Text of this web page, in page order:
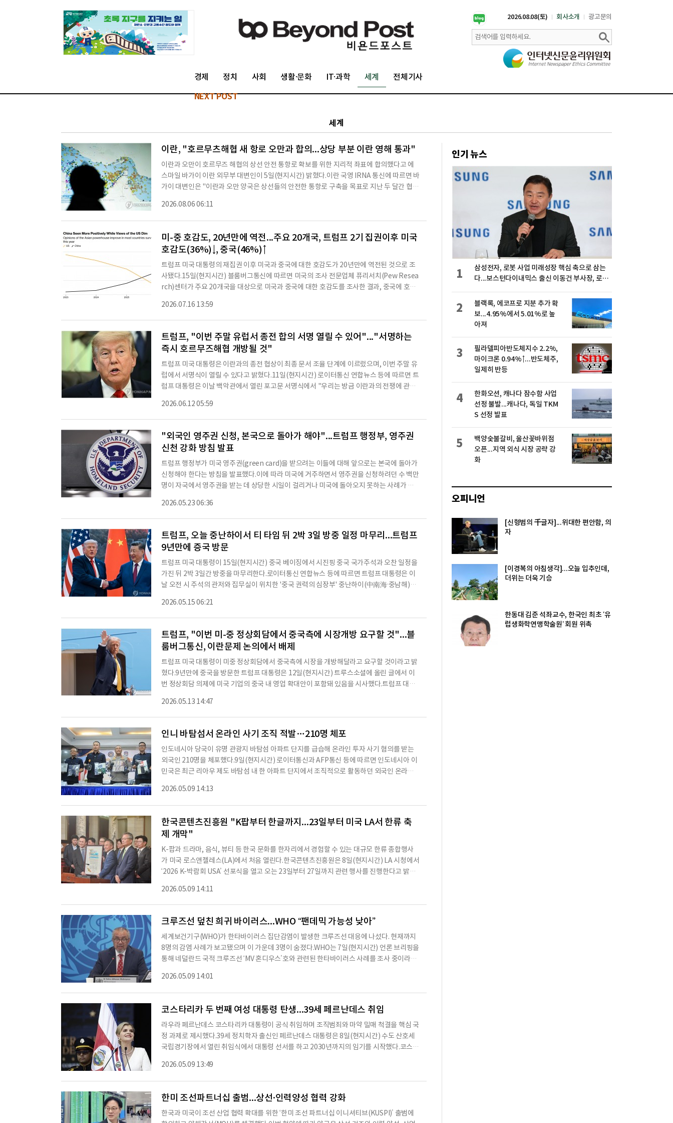
2026.08.08(토) 회사소개 광고문의
경제 정치 사회 생활·문화 IT·과학 세계 전체기사
NEXT POST
세계
이란, "호르무츠해협 새 항로 오만과 합의...상당 부분 이란 영해 통과"
이란과 오만이 호르무즈 해협의 상선 안전 통항로 확보를 위한 지리적 좌표에 합의했다고 에
스마일 바가이 이란 외무부 대변인이 5일(현지시간) 밝혔다.이란 국영 IRNA 통신에 따르면 바
가이 대변인은 "이란과 오만 양국은 상선들의 안전한 통항로 구축을 목표로 지난 두 달간 협상
도 있게 검토했다"고 밝혔다.바가이 대변인은 이어 "제안된 항로의 지리적 좌표에 대한 합의
가 이뤄졌다"며 "주요 고려 사항과 합의점을 담은 양국 간 공동 성명이 현재 검토 및 마무리 단
2026.08.06 06:11
미-중 호감도, 20년만에 역전...주요 20개국, 트럼프 2기 집권이후 미국
호감도(36%)↓, 중국(46%)↑
트럼프 미국 대통령의 재집권 이후 미국과 중국에 대한 호감도가 20년만에 역전된 것으로 조
사됐다.15일(현지시간) 블룸버그통신에 따르면 미국의 조사 전문업체 퓨리서치(Pew Resea
rch)센터가 주요 20개국을 대상으로 미국과 중국에 대한 호감도를 조사한 결과, 중국에 호감
10% 포인트 뒤처진 것으로 나타났다.미국은 2023년부터 2026년까지 호감도가 58%, 5
4%, 48%, 36%로 떨어졌지만 중국은 같은 시기 32%, 33%, 38%, 46%로 올라갔다.이 같
은 인식 전환은 트럼프 대통령, 시진핑 중국 국가주석 등 지도자에 대한 신뢰도 추이와 비슷하
게 맞물렸다.시 주
2026.07.16 13:59
트럼프, "이번 주말 유럽서 종전 합의 서명 열릴 수 있어"..."서명하는
즉시 호르무즈해협 개방될 것"
트럼프 미국 대통령은 이란과의 종전 협상이 최종 문서 조율 단계에 이르렀으며, 이번 주말 유
럽에서 서명식이 열릴 수 있다고 밝혔다.11일(현지시간) 로이터통신 연합뉴스 등에 따르면 트
럼프 대통령은 이날 백악관에서 열린 포고문 서명식에서 "우리는 방금 이란과의 전쟁에 관한
"앞으로 며칠 내로 마무리될 것이며, 아마 유럽에서 서명식이 열릴 것"이라고 덧붙였다.그는
서명식 시점을 "아마도 이번 주말"이라고 확인하면서 "나는 참석하지 못하겠지만 JD 밴스 부
통령이 참석할 것"이라고 말했다.그는 이와 관련, 이스라엘, 카타르, 아랍에미리트, 사
2026.06.12 05:59
"외국인 영주권 신청, 본국으로 돌아가 해야"...트럼프 행정부, 영주권
신천 강화 방침 발표
트럼프 행정부가 미국 영주권(green card)을 받으려는 이들에 대해 앞으로는 본국에 돌아가
신청해야 한다는 방침을 발표했다.이에 따라 미국에 거주하면서 영주권을 신청하려던 수 백만
명이 자국에서 영주권을 받는 데 상당한 시일이 걸리거나 미국에 돌아오지 못하는 사례가 발
과 연합뉴스에 따르면 미 국토안보부는 외국인이 미국 영주권을 신청할 때 미국 밖에서 하도
록 하는 방침을 발표했다.미국에서 신청할 경우는 '특별한 사정'이 있다는 것을 입증해야 가능
하다.학생비자나 관광비자 등을 받아 단기간 미국에 체류하다가 미국 시민권자와의 결혼이
2026.05.23 06:36
트럼프, 오늘 중난하이서 티 타임 뒤 2박 3일 방중 일정 마무리...트럼프
9년만에 증국 방문
트럼프 미국 대통령이 15일(현지시간) 중국 베이징에서 시진핑 중국 국가주석과 오찬 일정을
가진 뒤 2박 3일간 방중을 마무리한다.로이터통신 연합뉴스 등에 따르면 트럼프 대통령은 이
날 오전 시 주석의 관저와 집무실이 위치한 '중국 권력의 심장부' 중난하이(中南海·중남해)에
에 자리한 옛 황실 정원으로 현재는 시 주석 집무실과 관저를 비롯해 중국공산당 중앙위원회
등 중국 권력 핵심기관이 밀집한 곳이다.트럼프 대통령과 시진핑 주석은 전날 베이징에서 정
상회담을 열고 양국 관계와 대만 문제, 글로벌 현안 등을 논의했다.국제 경제와 안보
2026.05.15 06:21
트럼프, "이번 미-중 정상회담에서 중국측에 시장개방 요구할 것"...블
룸버그통신, 이란문제 논의에서 배제
트럼프 미국 대통령이 미중 정상회담에서 중국측에 시장을 개방해달라고 요구할 것이라고 밝
혔다.9년만에 중국을 방문한 트럼프 대통령은 12일(현지시간) 트루스소셜에 올린 글에서 이
번 정상회담 의제에 미국 기업의 중국 내 영업 확대안이 포함돼 있음을 시사했다.트럼프 대통
요구할 것"이라고 말했다.그는 "그래야 뛰어난 이들이 자신들의 마법을 발휘해 중국을 훨씬
더 높은 수준으로 끌어올릴 수 있다"며 "몇시간 뒤 우리가 만나게 될 것인데 그때 내가 가장 먼
저 요청할 사항은 바로 이것"이라고 덧붙였다.블룸버그통신은 이번 정상회담에서 이란 이
2026.05.13 14:47
인니 바탐섬서 온라인 사기 조직 적발…210명 체포
인도네시아 당국이 유명 관광지 바탐섬 아파트 단지를 급습해 온라인 투자 사기 혐의를 받는
외국인 210명을 체포했다.9일(현지시간) 로이터통신과 AFP통신 등에 따르면 인도네시아 이
민국은 최근 리아우 제도 바탐섬 내 한 아파트 단지에서 조직적으로 활동하던 외국인 온라인
들은 관광비자나 방문비자로 입국한 뒤 현지에서 불법 온라인 사기 활동을 벌인 혐의를 받고
있다.수사당국은 이들이 소셜미디어(SNS)를 이용해 유럽과 베트남 지역 피해자들에게 접근
2026.05.09 14:13
한국콘텐츠진흥원 "K팝부터 한글까지...23일부터 미국 LA서 한류 축
제 개막"
K-팝과 드라마, 음식, 뷰티 등 한국 문화를 한자리에서 경험할 수 있는 대규모 한류 종합행사
가 미국 로스앤젤레스(LA)에서 처음 열린다.한국콘텐츠진흥원은 8일(현지시간) LA 시청에서
‘2026 K-박람회 USA’ 선포식을 열고 오는 23일부터 27일까지 관련 행사를 진행한다고 밝혔
2022년 베트남을 시작으로 태국과 프랑스, 인도네시아, 캐나다, 스페인, 아랍에미리트(UAE)
등에서 개최됐으며 미국에서 열리는 것은 이번이 처음이다.이번 행사에는 문화체육관광부와
농림축산식품부, 해양수산부, 보건복지부, 중소벤처기업부 등 5개 부처와 6개 기관이 참
2026.05.09 14:11
크루즈선 덮친 희귀 바이러스...WHO “팬데믹 가능성 낮아”
세계보건기구(WHO)가 한타바이러스 집단감염이 발생한 크루즈선 대응에 나섰다. 현재까지
8명의 감염 사례가 보고됐으며 이 가운데 3명이 숨졌다.WHO는 7일(현지시간) 언론 브리핑을
통해 네덜란드 국적 크루즈선 ‘MV 혼디우스’호와 관련된 한타바이러스 사례를 조사 중이라고
스호는 아르헨티나에서 출항해 대서양을 거쳐 카보베르데로 이동하던 중 집단감염이 확인됐
다. WHO는 지난 2일 영국 정부로부터 국제보건규정(IHR)에 따른 공식 통보를 받고 대응 체계
2026.05.09 14:01
코스타리카 두 번째 여성 대통령 탄생...39세 페르난데스 취임
라우라 페르난데스 코스타리카 대통령이 공식 취임하며 조직범죄와 마약 밀매 척결을 핵심 국
정 과제로 제시했다.39세 정치학자 출신인 페르난데스 대통령은 8일(현지시간) 수도 산호세
국립경기장에서 열린 취임식에서 대통령 선서를 하고 2030년까지의 임기를 시작했다.코스타
페르난데스 대통령은 취임사에서 “마약 밀매가 국가 시스템의 틈을 파고드는 것을 용납할 수
없다”며 조직범죄에 대한 강경 대응 방침을 밝혔다.특히 알라후엘라 지역에 건설 중인 대형 교
도소를 조기 완공하겠다고 강조했다. 해당 교도소는 중남미 최대 규모로 알려진 엘
2026.05.09 13:49
한미 조선파트너십 출범...상선·인력양성 협력 강화
한국과 미국이 조선 산업 협력 확대를 위한 ‘한미 조선 파트너십 이니셔티브(KUSPI)’ 출범에
인기 뉴스
삼성전자, 로봇 사업 미래성장 핵심 축으로 삼는
다...보스턴다이내믹스 출신 이동건 부사장, 로보
1
블랙록, 에코프로 지분 추가 확
보...4.95%에서 5.01%로 높
아져
2
필라델피아반도체지수 2.2%,
마이크론 0.94%↑...반도체주,
일제히 반등
3
한화오션, 캐나다 잠수함 사업
선정 불발...캐나다, 독일 TKM
S 선정 발표
4
백양숯불갈비, 울산꽃바위점
오픈...지역 외식 시장 공략 강
화
5
오피니언
[신형범의 千글자]...위대한 편안함, 의
자
[이경복의 아침생각]...오늘 입추인데,
더위는 더욱 기승
한동대 김준 석좌교수, 한국인 최초 ‘유
럽생화학연맹학술원’ 회원 위촉